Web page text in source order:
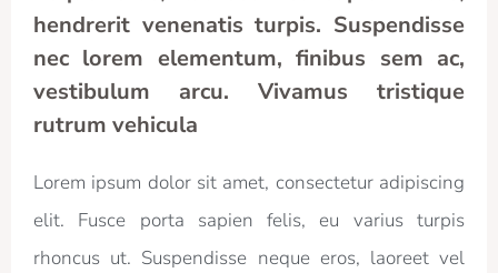
hendrerit venenatis turpis. Suspendisse
nec lorem elementum, finibus sem ac,
vestibulum arcu. Vivamus tristique
rutrum vehicula
Lorem ipsum dolor sit amet, consectetur adipiscing
elit. Fusce porta sapien felis, eu varius turpis
rhoncus ut. Suspendisse neque eros, laoreet vel